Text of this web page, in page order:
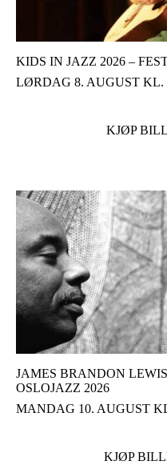
KIDS IN JAZZ 2026 –
LØRDAG 8. AUGUST KL.
KJØP
JAMES BRANDON
OSLOJAZZ 2026
MANDAG 10. AUGUST
KJØP